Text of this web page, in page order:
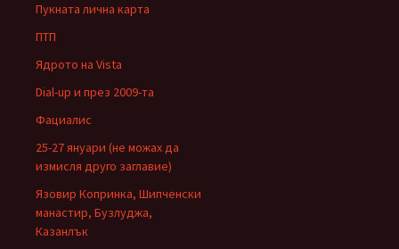
Пукната лична карта
ПТП
Ядрото на Vista
Dial-up и през 2009-та
Фациалис
25-27 януари (не можах да
измисля друго заглавие)
Язовир Копринка, Шипченски
манастир, Бузлуджа,
Казанлък